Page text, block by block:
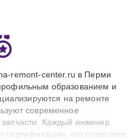
remont-center.ru в Перми
образованием и
на ремонте
современное
Каждый инженер
сертификацию, что позволяет